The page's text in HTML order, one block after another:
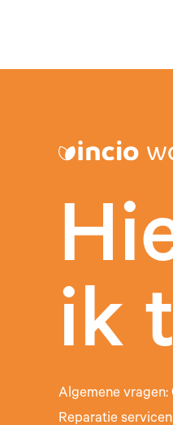
ik
Algemene vragen:
Reparatie